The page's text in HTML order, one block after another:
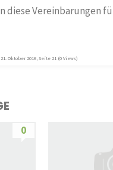
diese Vereinbarungen
Oktober 2016, Seite 21 (0 Views)
0